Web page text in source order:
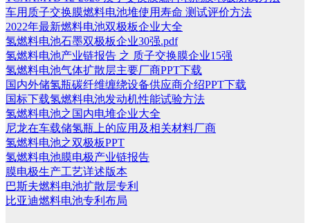
车用质子交换膜燃料电池堆使用寿命 测试评价方法
2022年最新燃料电池双极板企业大全
氢燃料电池石墨双极板企业30强.pdf
氢燃料电池产业链报告 之 质子交换膜企业15强
氢燃料电池气体扩散层主要厂商PPT下载
国内外储氢瓶碳纤维缠绕设备供应商介绍PPT下载
国标下载氢燃料电池发动机性能试验方法
氢燃料电池之国内电堆企业大全
尼龙在车载储氢瓶上的应用及相关材料厂商
氢燃料电池之双极板PPT
氢燃料电池膜电极产业链报告
膜电极生产工艺详述版本
巴斯夫燃料电池扩散层专利
比亚迪燃料电池专利布局